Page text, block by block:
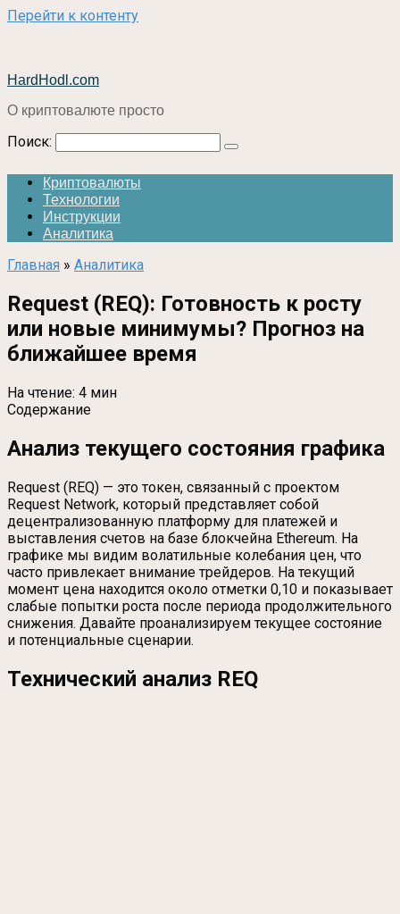
Перейти к контенту
HardHodl.com
О криптовалюте просто
Поиск:
Криптовалюты
Технологии
Инструкции
Аналитика
Главная » Аналитика
Request (REQ): Готовность к росту
или новые минимумы? Прогноз на
ближайшее время
На чтение: 4 мин
Содержание
Анализ текущего состояния графика
Request (REQ) — это токен, связанный с проектом
Request Network, который представляет собой
децентрализованную платформу для платежей и
выставления счетов на базе блокчейна Ethereum. На
графике мы видим волатильные колебания цен, что
часто привлекает внимание трейдеров. На текущий
момент цена находится около отметки 0,10 и показывает
слабые попытки роста после периода продолжительного
снижения. Давайте проанализируем текущее состояние
и потенциальные сценарии.
Технический анализ REQ